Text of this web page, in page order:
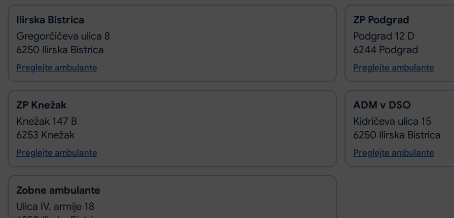
Ilirska Bistrica
Gregorčičeva ulica 8
6250 Ilirska Bistrica
Preglejte ambulante
ZP Podgrad
Podgrad 12 D
6244 Podgrad
Preglejte ambulante
ZP Knežak
Knežak 147 B
6253 Knežak
Preglejte ambulante
ADM v DSO
Kidričeva ulica 15
6250 Ilirska Bistrica
Preglejte ambulante
Zobne ambulante
Ulica IV. armije 18